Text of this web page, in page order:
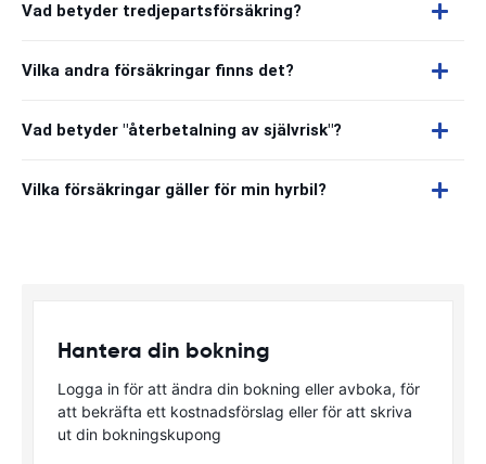
Vad betyder tredjepartsförsäkring?
Vilka andra försäkringar finns det?
Vad betyder "återbetalning av självrisk"?
Vilka försäkringar gäller för min hyrbil?
Hantera din bokning
Logga in för att ändra din bokning eller avboka, för
att bekräfta ett kostnadsförslag eller för att skriva
ut din bokningskupong